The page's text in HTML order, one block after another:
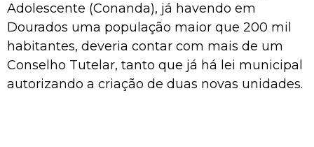
Adolescente (Conanda), já havendo em
Dourados uma população maior que 200 mil
habitantes, deveria contar com mais de um
Conselho Tutelar, tanto que já há lei municipal
autorizando a criação de duas novas unidades.